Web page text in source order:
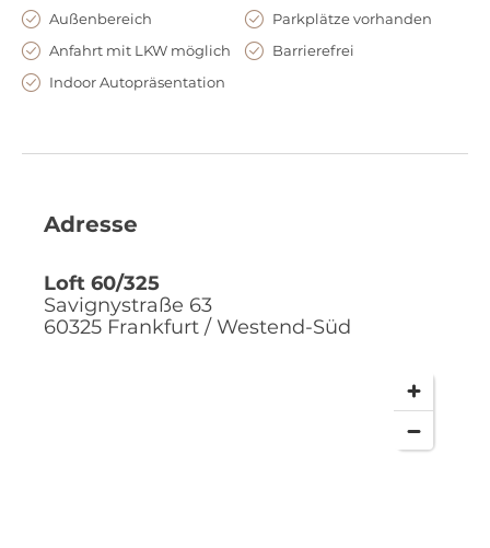
Außenbereich
Parkplätze vorhanden
Anfahrt mit LKW möglich
Barrierefrei
Indoor Autopräsentation
Adresse
Loft 60/325
Savignystraße 63
60325 Frankfurt / Westend-Süd